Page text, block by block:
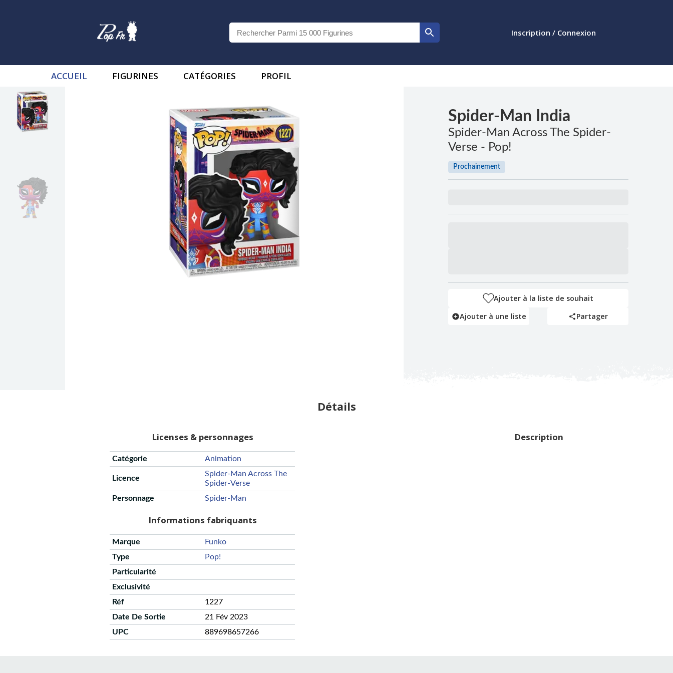
Inscription / Connexion
ACCUEIL FIGURINES CATÉGORIES PROFIL
Spider-Man India
Spider-Man Across The Spider-
Verse - Pop!
Prochainement
Ajouter à la liste de souhait
Ajouter à une liste
Partager
Détails
Licenses & personnages
Catégorie Animation
Licence
Spider-Man Across The
Spider-Verse
Personnage
Spider-Man
Informations fabriquants
Marque
Funko
Type
Pop!
Particularité
Exclusivité
Réf
1227
Date De Sortie
21 Fév 2023
UPC
889698657266
Description